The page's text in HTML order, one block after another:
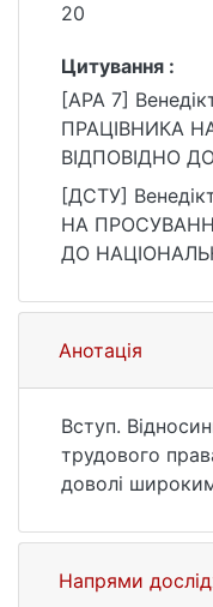
20
Цитування :
[APA 7]
ПРАЦІВНИКА
ВІДПОВІДНО
Taras
Kyiv. Legal
2195/2024/
[ДСТУ]
НА
ДО
National
2024. Т. 127, №
10.17721/1728-
Анотація
Вступ.
трудового
доволі
пов'язані з
колективними
Напрями